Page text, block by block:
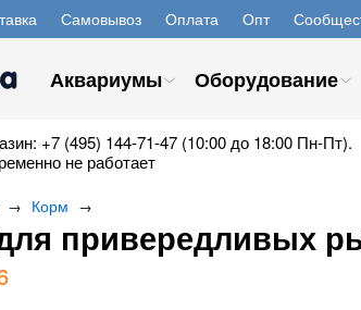
Самовывоз Оплата Опт
Аквариумы Оборудование
+7 (495) 144-71-47 (10:00 до 18:00 Пн-Пт).
не работает
→ Корм →
привередливых